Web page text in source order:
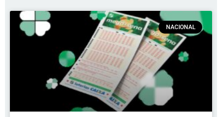
NACIONAL